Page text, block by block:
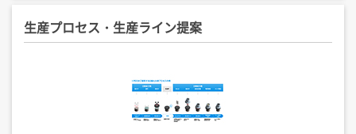
生産プロセス・生産ライン提案